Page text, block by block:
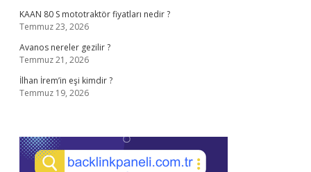
KAAN 80 S mototraktör fiyatları nedir ?
Temmuz 23, 2026
Avanos nereler gezilir ?
Temmuz 21, 2026
İlhan İrem’in eşi kimdir ?
Temmuz 19, 2026